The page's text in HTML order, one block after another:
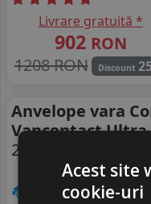
Livrare gratuită *
902 RON
1208 RON
Discount
Anvelope vara
Vancontact Ultra
225/75 R17C 114R
Autoutilitare
Acest site
cookie-uri